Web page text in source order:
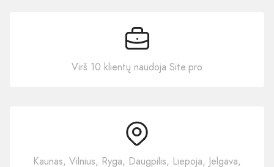
Virš 10 klientų naudoja Site.pro
Kaunas, Vilnius, Ryga, Daugpilis, Liepoja, Jelgava,